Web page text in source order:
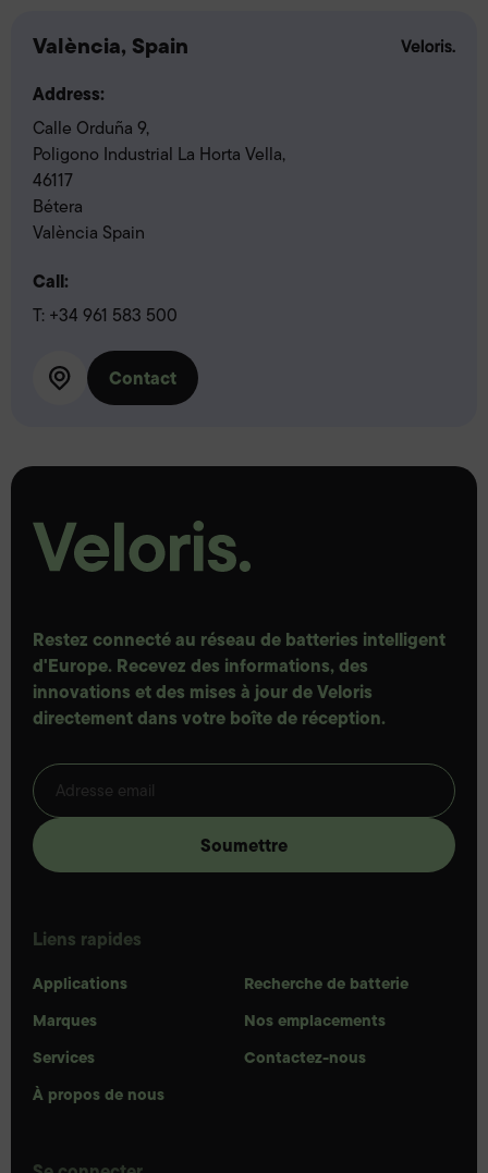
València, Spain
Address:
Calle Orduña 9,
Poligono Industrial La Horta Vella,
46117
Bétera
València Spain
Call:
T: +34 961 583 500
Contact
Restez connecté au réseau de batteries intelligent
d'Europe. Recevez des informations, des
innovations et des mises à jour de Veloris
directement dans votre boîte de réception.
Liens rapides
Applications
Marques
Services
À propos de nous
Recherche de batterie
Nos emplacements
Contactez-nous